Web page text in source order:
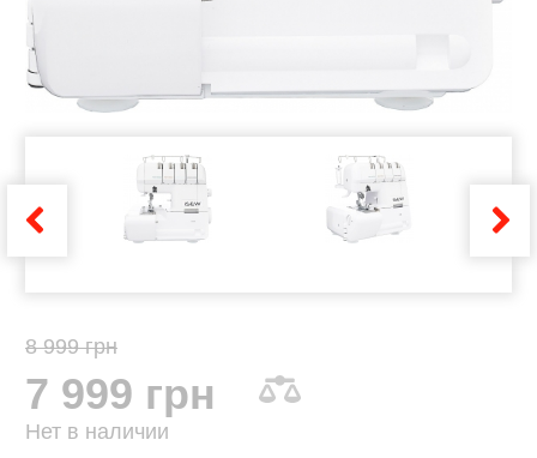
8 999 грн
7 999 грн
Нет в наличии